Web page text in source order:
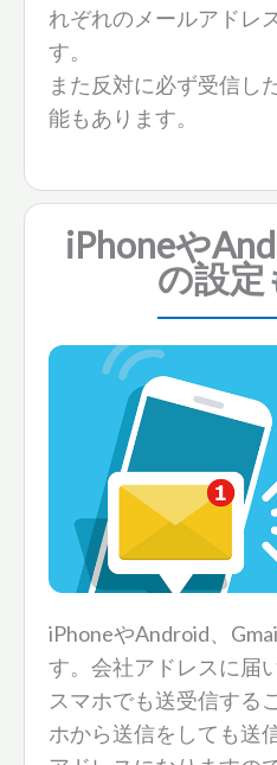
れぞれのメールアドレ
す。
また反対に必ず受信し
能もあります。
iPhoneや
の設定
iPhoneやAndroid、
す。会社アドレスに届
スマホでも送受信する
ホから送信をしても送